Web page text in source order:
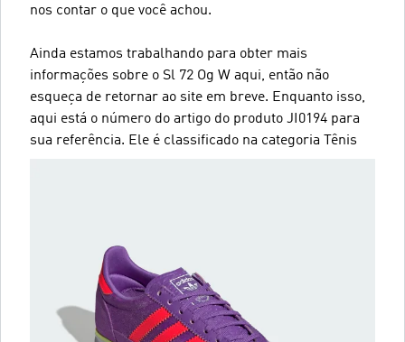
nos contar o que você achou.
Ainda estamos trabalhando para obter mais
informações sobre o Sl 72 Og W aqui, então não
esqueça de retornar ao site em breve. Enquanto isso,
aqui está o número do artigo do produto JI0194 para
sua referência. Ele é classificado na categoria Tênis